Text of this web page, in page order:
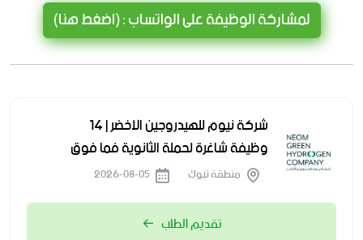
لمشاركة الوظيفة على الواتساب : (اضغط هنا)
شركة نيوم للهيدروجين الأخضر | 14
وظيفة شاغرة لحملة الثانوية فما فوق
منطقة تبوك
تقديم الطلب